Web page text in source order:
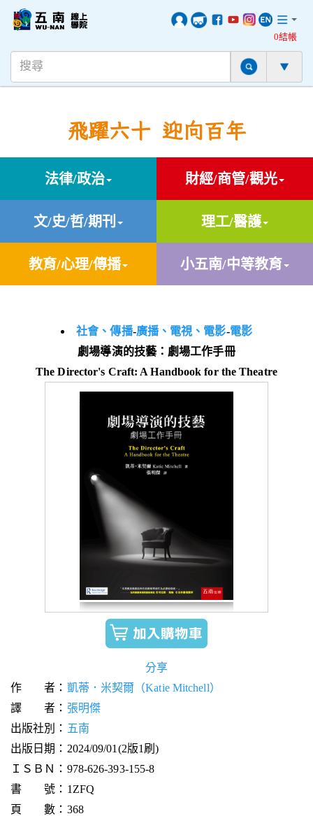
0結帳
飛躍六十 迎向百年
法律/政治 財經/商管/觀光
文/史/哲/期刊 理工/醫護
教育/心理/傳播 小五南/中等教育
社會、傳播-廣播、電視、電影-電影
劇場導演的技藝：劇場工作手冊
The Director's Craft: A Handbook for the Theatre
分享
作 者： 凱蒂．米契爾（Katie Mitchell）
譯 者： 張明傑
出版社別： 五南
出版日期：2024/09/01(2版1刷)
ＩＳＢＮ：978-626-393-155-8
書 號：1ZFQ
頁 數：368